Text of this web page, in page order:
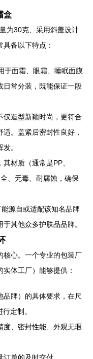
盒
为30克、采用斜盖设计
备以下特点：
于面霜、眼霜、睡眠面膜
日常分装，既能保证一段
仅造型新颖时尚，更符合
。盖紧后密封性良好，
。
材质（通常是PP、
、无毒、耐腐蚀，确保
能源自或适配该知名品牌
其他众多护肤品品牌。
核心。一个专业的包装厂
体工厂）能够提供：
品牌）的具体要求，在尺
定制。
度、密封性能、外观无瑕